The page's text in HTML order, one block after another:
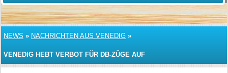
NEWS » NACHRICHTEN AUS VENEDIG »
VENEDIG HEBT VERBOT FÜR DB-ZÜGE AUF